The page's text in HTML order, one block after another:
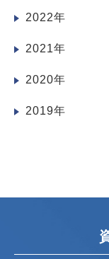
2022年
2021年
2020年
2019年